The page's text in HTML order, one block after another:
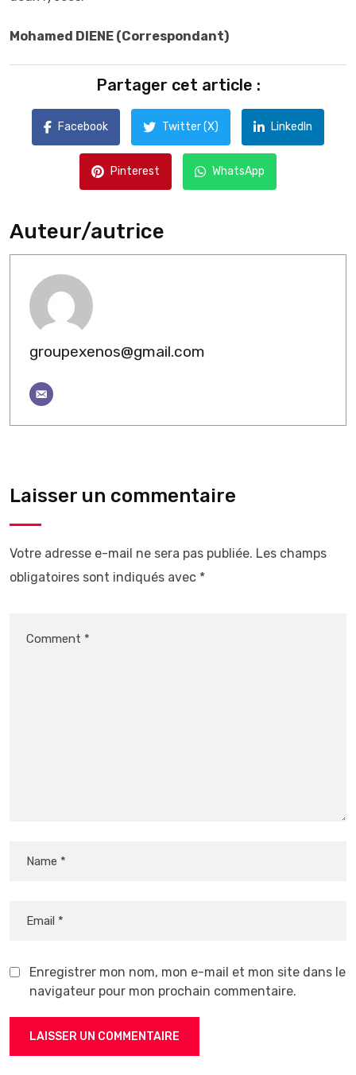
Mohamed DIENE (Correspondant)
Partager cet article :
Facebook Twitter (X) LinkedIn
Pinterest WhatsApp
Auteur/autrice
groupexenos@gmail.com
Laisser un commentaire
Votre adresse e-mail ne sera pas publiée. Les champs
obligatoires sont indiqués avec *
Enregistrer mon nom, mon e-mail et mon site dans le
navigateur pour mon prochain commentaire.